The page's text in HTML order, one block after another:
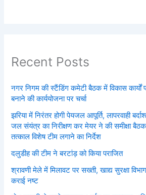
Recent Posts
नगर निगम की स्टैंडिंग कमेटी बैठक में विकास
बनाने की कार्ययोजना पर चर्चा
झरिया में निरंतर होगी पेयजल आपूर्ति, लापरवाही
जल संयंत्र का निरीक्षण कर मेयर ने की समीक्षा
तत्काल विशेष टीम लगाने का निर्देश
दलुडीह की टीम ने बरटांड़ को किया पराजित
श्रावणी मेले में मिलावट पर सख्ती, खाद्य सुरक्षा
कराई नष्ट